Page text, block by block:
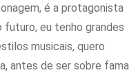
é a protagonista
futuro, eu tenho grandes
musicais, quero
antes de ser sobre fama